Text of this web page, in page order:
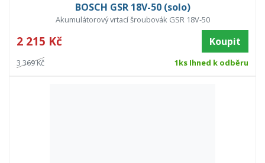
BOSCH GSR 18V-50 (solo)
Akumulátorový vrtací šroubovák GSR 18V-50
2 215 Kč Koupit
3 369 Kč 1ks Ihned k odběru